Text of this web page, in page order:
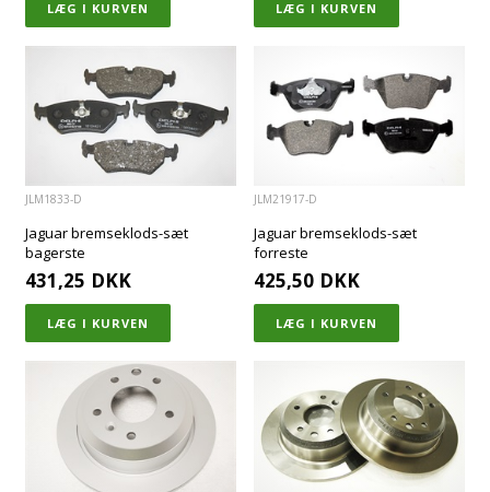
JLM1833-D
Jaguar bremseklods-sæt
bagerste
431,25 DKK
JLM21917-D
Jaguar bremseklods-sæt
forreste
425,50 DKK